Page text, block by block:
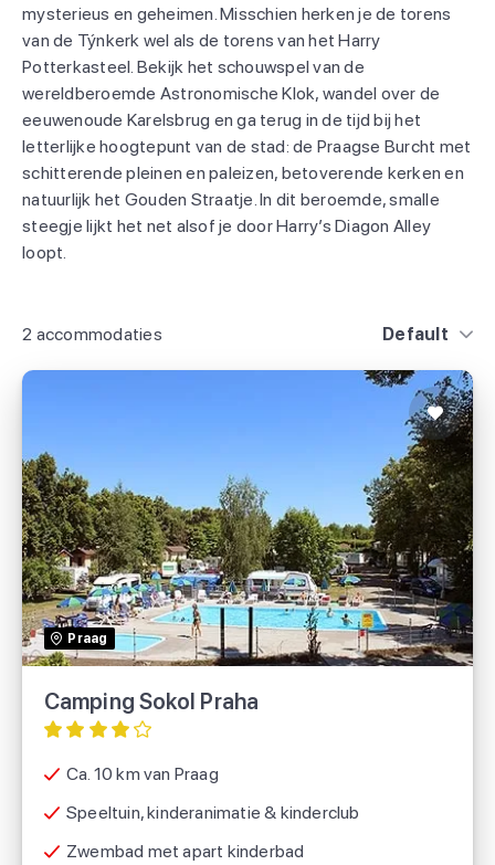
2 accommodaties Default
Praag
Camping Sokol Praha
Ca. 10 km van Praag
Speeltuin, kinderanimatie & kinderclub
Zwembad met apart kinderbad
Camping Sokol Praha
Suncamp holidays
mysterieus en geheimen. Misschien herken je de torens
van de Týnkerk wel als de torens van het Harry
Potterkasteel. Bekijk het schouwspel van de
wereldberoemde Astronomische Klok, wandel over de
eeuwenoude Karelsbrug en ga terug in de tijd bij het
letterlijke hoogtepunt van de stad: de Praagse Burcht met
schitterende pleinen en paleizen, betoverende kerken en
natuurlijk het Gouden Straatje. In dit beroemde, smalle
steegje lijkt het net alsof je door Harry’s Diagon Alley
loopt.